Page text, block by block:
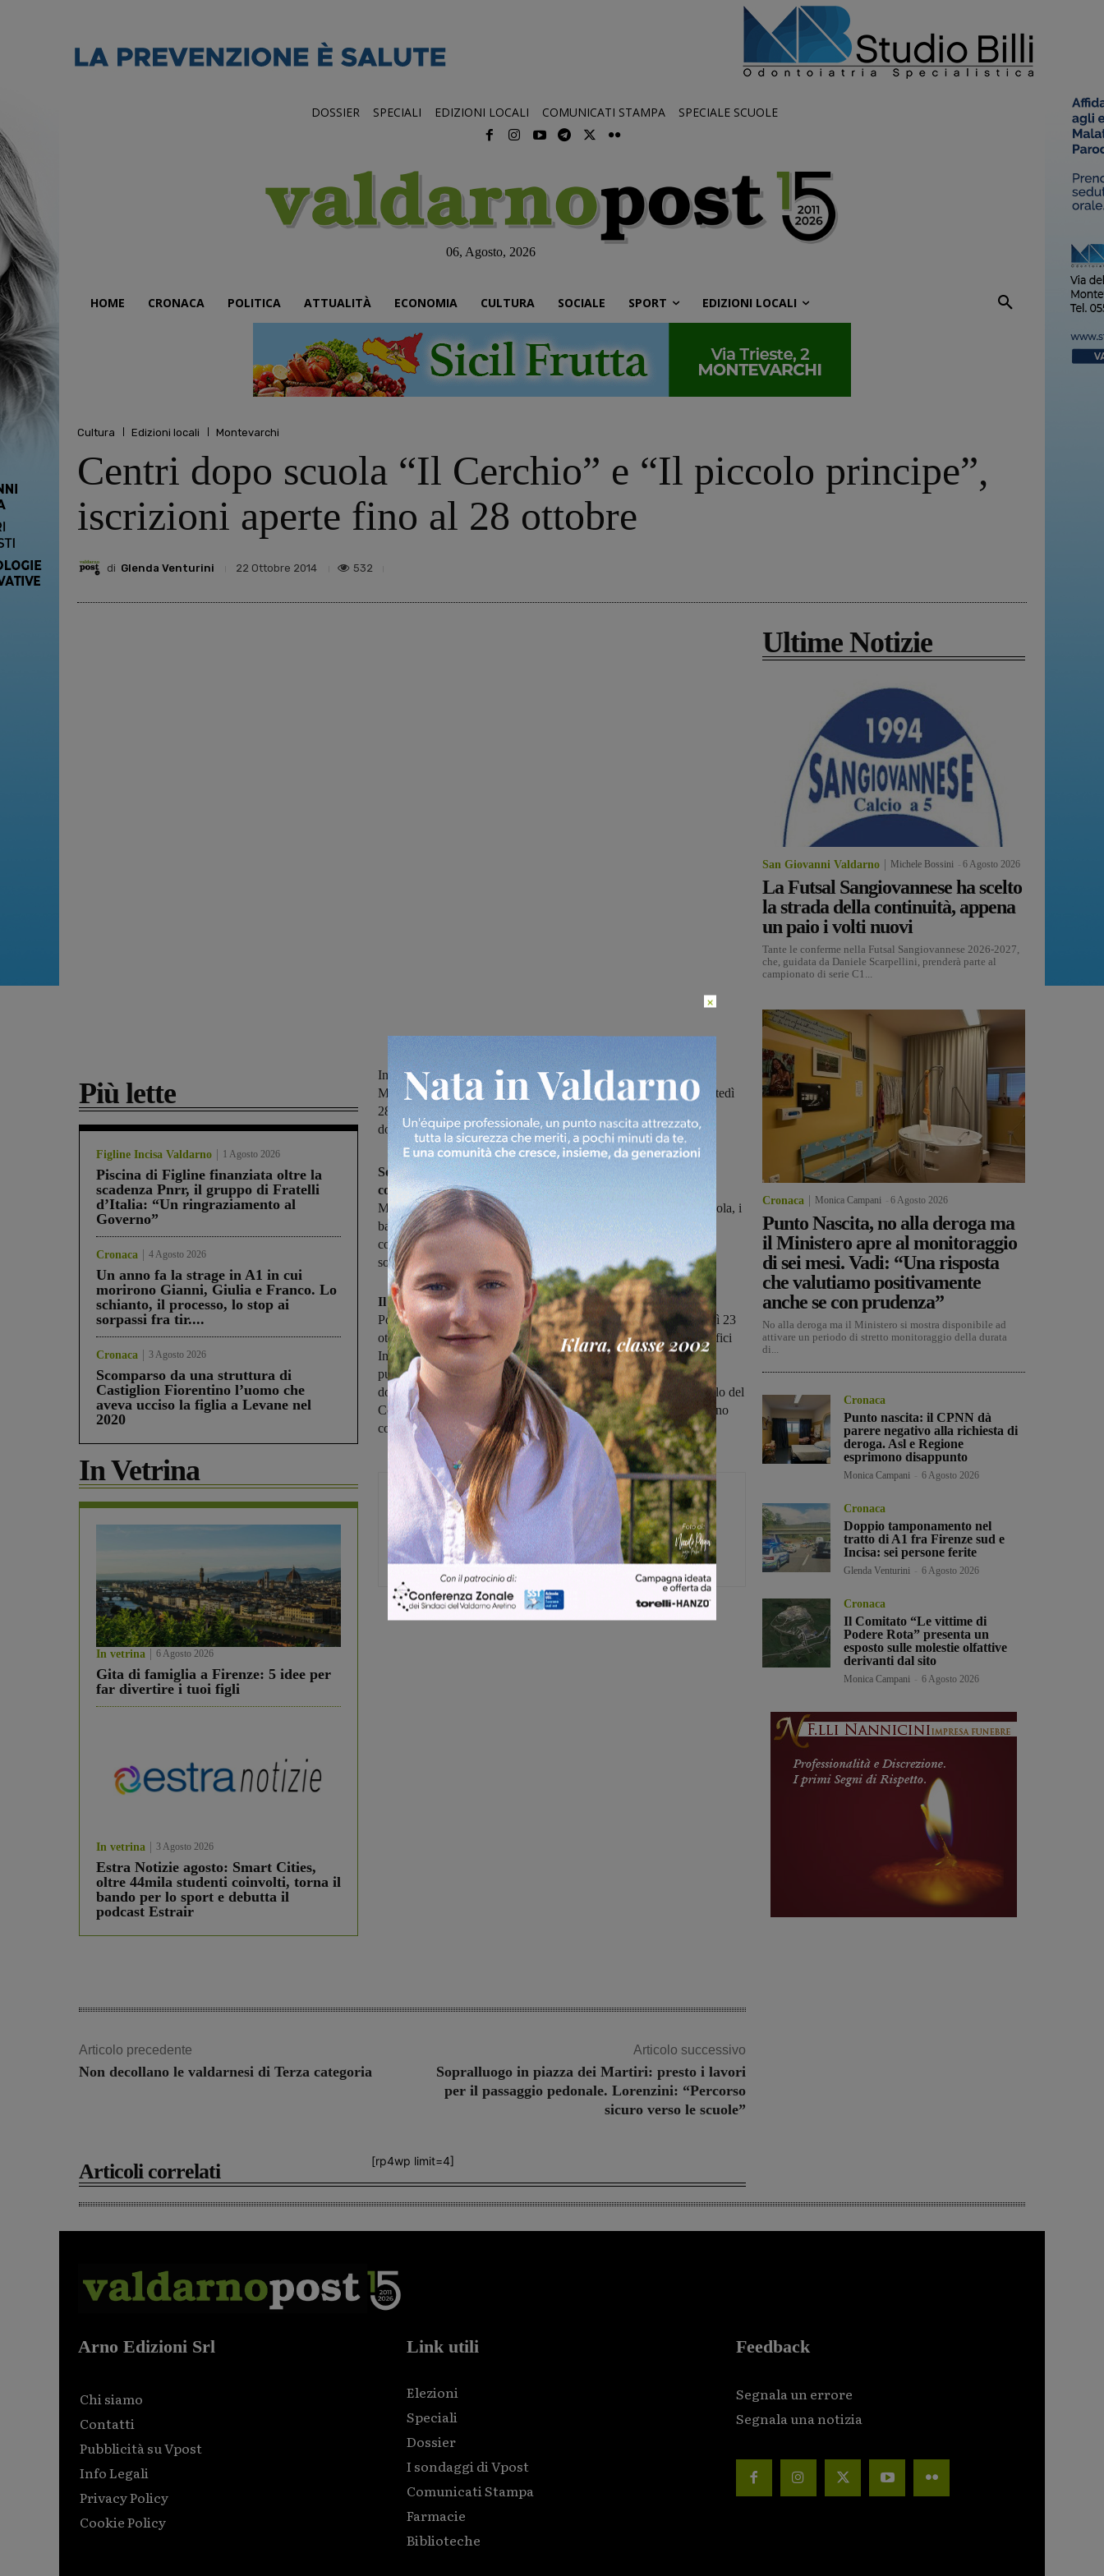
DOSSIER SPECIALI EDIZIONI LOCALI COMUNICATI STAMPA SPECIALE SCUOLE
06, Agosto, 2026
HOME CRONACA POLITICA ATTUALITÀ ECONOMIA CULTURA SOCIALE SPORT EDIZIONI LOCALI
Cultura Edizioni locali Montevarchi
Centri dopo scuola “Il Cerchio” e “Il piccolo principe”,
iscrizioni aperte fino al 28 ottobre
di Glenda Venturini 22 Ottobre 2014 532
Più lette
Figline Incisa Valdarno 1 Agosto 2026
Piscina di Figline finanziata oltre la
scadenza Pnrr, il gruppo di Fratelli
d’Italia: “Un ringraziamento al
Governo”
Cronaca 4 Agosto 2026
Un anno fa la strage in A1 in cui
morirono Gianni, Giulia e Franco. Lo
schianto, il processo, lo stop ai
sorpassi fra tir....
Cronaca 3 Agosto 2026
Scomparso da una struttura di
Castiglion Fiorentino l’uomo che
aveva ucciso la figlia a Levane nel
2020
In Vetrina
In vetrina 6 Agosto 2026
Gita di famiglia a Firenze: 5 idee per
far divertire i tuoi figli
In vetrina 3 Agosto 2026
Estra Notizie agosto: Smart Cities,
oltre 44mila studenti coinvolti, torna il
bando per lo sport e debutta il
podcast Estrair
Iniziano le attività dei due centri socio-educativi del comune di
Montevarchi. Pochi giorni per iscriversi: da giovedì 23 fino a martedì
28 ottobre, all’ufficio InComune di Montevarchi o Levane. Le
domande saranno accolte secondo l’ordine di protocollo
Sono pronti a riaprire le porte i due centri socio educativi del
comune di Montevarchi:"Il Cerchio", alla Leonardo da Vinci a
Montevarchi, e "Il piccolo principe" a Levane. Ai centri dopo scuola, i
bambini e i ragazzi di elementari e medie svolgono attività
come compiti in gruppo e laboratori creativi, animazione e
socializzazione.
Il costo di partecipazione alle attività è di 90 euro a bambino.
Pochi giorni per effettuare le iscrizioni, che sono aperte da giovedì 23
ottobre e fino a martedì 28. Le iscrizioni si prendono presso gli uffici
InComune di Montevarchi e di Levane, negli orari di apertura al
pubblico. Dal momento che i due centri sono a numero chiuso, le
domande verranno accolte seguendo l’ordine di arrivo al protocollo del
Comune. L’esito della domanda e la data di inizio dei centri saranno
comunicate in seguito.
Glenda Venturini
Capo redattore
Articolo precedente
Non decollano le valdarnesi di Terza categoria
Articolo successivo
Sopralluogo in piazza dei Martiri: presto i lavori
per il passaggio pedonale. Lorenzini: “Percorso
sicuro verso le scuole”
[rp4wp limit=4]
Articoli correlati
Ultime Notizie
San Giovanni Valdarno Michele Bossini 6 Agosto 2026
La Futsal Sangiovannese ha scelto
la strada della continuità, appena
un paio i volti nuovi
Tante le conferme nella Futsal Sangiovannese 2026-2027,
che, guidata da Daniele Scarpellini, prenderà parte al
campionato di serie C1...
Cronaca Monica Campani 6 Agosto 2026
Punto Nascita, no alla deroga ma
il Ministero apre al monitoraggio
di sei mesi. Vadi: “Una risposta
che valutiamo positivamente
anche se con prudenza”
No alla deroga ma il Ministero si mostra disponibile ad
attivare un periodo di stretto monitoraggio della durata
di...
Cronaca
Punto nascita: il CPNN dà
parere negativo alla richiesta di
deroga. Asl e Regione
esprimono disappunto
Monica Campani 6 Agosto 2026
Cronaca
Doppio tamponamento nel
tratto di A1 fra Firenze sud e
Incisa: sei persone ferite
Glenda Venturini 6 Agosto 2026
Cronaca
Il Comitato “Le vittime di
Podere Rota” presenta un
esposto sulle molestie olfattive
derivanti dal sito
Monica Campani 6 Agosto 2026
Arno Edizioni Srl
Chi siamo
Contatti
Pubblicità su Vpost
Info Legali
Privacy Policy
Cookie Policy
Link utili
Elezioni
Speciali
Dossier
I sondaggi di Vpost
Comunicati Stampa
Farmacie
Biblioteche
Feedback
Segnala un errore
Segnala una notizia
×